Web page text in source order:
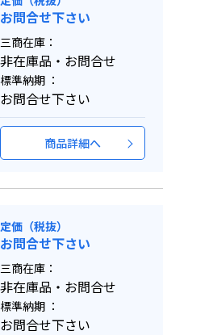
お問合せ下さい
三商在庫：
非在庫品・お問合せ
標準納期 ：
お問合せ下さい
商品詳細へ
定価（税抜）
お問合せ下さい
三商在庫：
非在庫品・お問合せ
標準納期 ：
お問合せ下さい